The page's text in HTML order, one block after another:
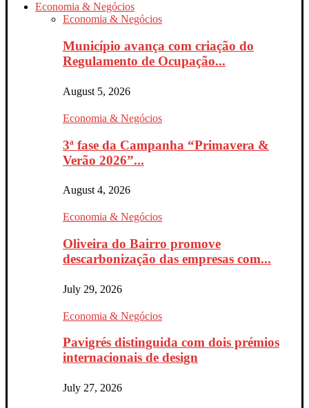
Economia & Negócios
Economia & Negócios
Município avança com criação do
Regulamento de Ocupação...
August 5, 2026
Economia & Negócios
3ª fase da Campanha “Primavera &
Verão 2026”...
August 4, 2026
Economia & Negócios
Oliveira do Bairro promove
descarbonização das empresas com...
July 29, 2026
Economia & Negócios
Pavigrés distinguida com dois prémios
internacionais de design
July 27, 2026